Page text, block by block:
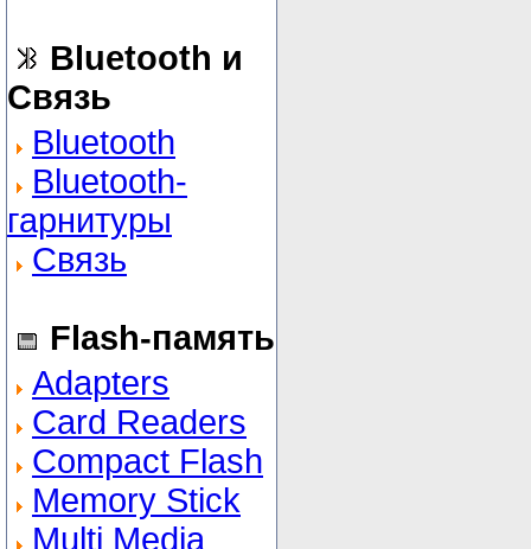
Bluetooth и
Связь
Bluetooth
Bluetooth-
гарнитуры
Связь
Flash-память
Adapters
Card Readers
Compact Flash
Memory Stick
Multi Media